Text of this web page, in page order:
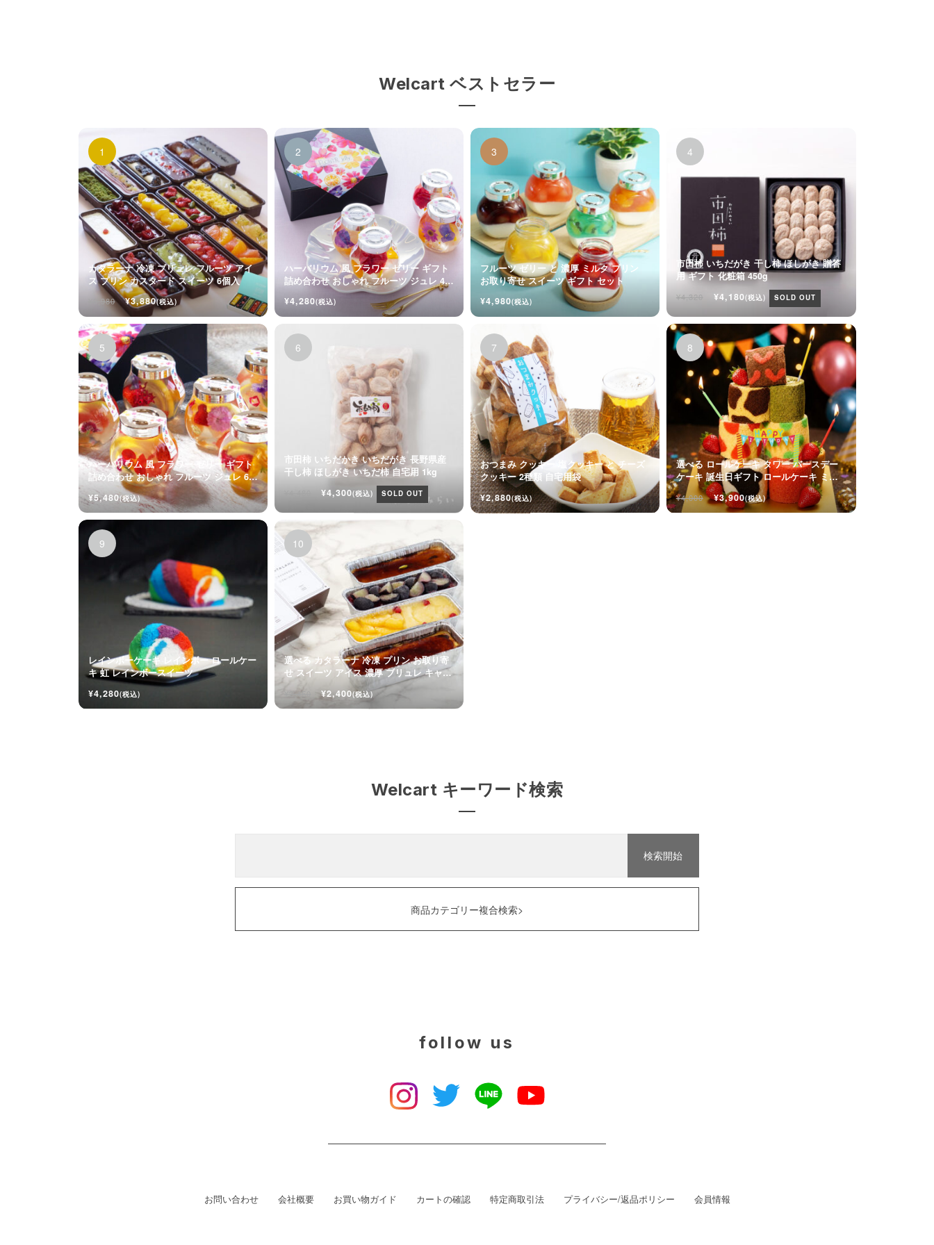
Welcart ベストセラー
カタラーナ 冷凍 ブリュレ フルーツ アイ
ス プリン カスタード スイーツ 6個入
¥3,980 ¥3,880(税込)
ハーバリウム 風 フラワー ゼリー ギフト
詰め合わせ おしゃれ フルーツ ジュレ 4個
¥4,280(税込)
フルーツ ゼリー と 濃厚 ミルク プリン
お取り寄せ スイーツ ギフト セット
¥4,980(税込)
市田柿 いちだがき 干し柿 ほしがき 贈答
用 ギフト 化粧箱 450g
¥4,320 ¥4,180(税込) SOLD OUT
ハーバリウム 風 フラワー ゼリー ギフト
詰め合わせ おしゃれ フルーツ ジュレ 6個
入
¥5,480(税込)
市田柿 いちだかき いちだがき 長野県産
干し柿 ほしがき いちだ柿 自宅用 1kg
¥4,300(税込) SOLD OUT
おつまみ クッキー 塩クッキー と チーズ
クッキー 2種類 自宅用袋
¥2,880(税込)
選べる ロールケーキ タワー バースデー
ケーキ 誕生日ギフト ロールケーキ ミニ
ケーキ
¥4,000 ¥3,900(税込)
レインボーケーキ レインボー ロールケー
キ 虹 レインボースイーツ
¥4,280(税込)
選べる カタラーナ 冷凍 プリン お取り寄
せ スイーツ アイス 濃厚 ブリュレ キャラ
メル
¥2,450 ¥2,400(税込)
Welcart キーワード検索
商品カテゴリー複合検索>
follow us
お問い合わせ 会社概要 お買い物ガイド カートの確認 特定商取引法 プライバシー/返品ポリシー 会員情報